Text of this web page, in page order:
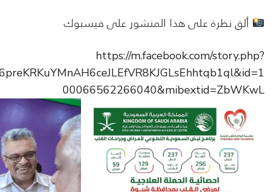
ألق نظرة على هذا المنشور على فيسبوك
https://m.facebook.com/story.php?
00066562266040&mibextid=ZbWKwL